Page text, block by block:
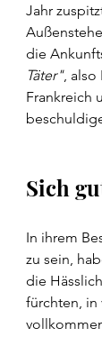
Jahr
die
Täter", also
Frankreich
Sich
In ihrem
zu sein,
die
fürchten, in